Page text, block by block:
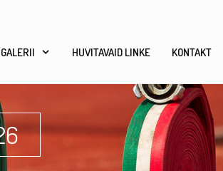
GALERII HUVITAVAID LINKE KONTAKT